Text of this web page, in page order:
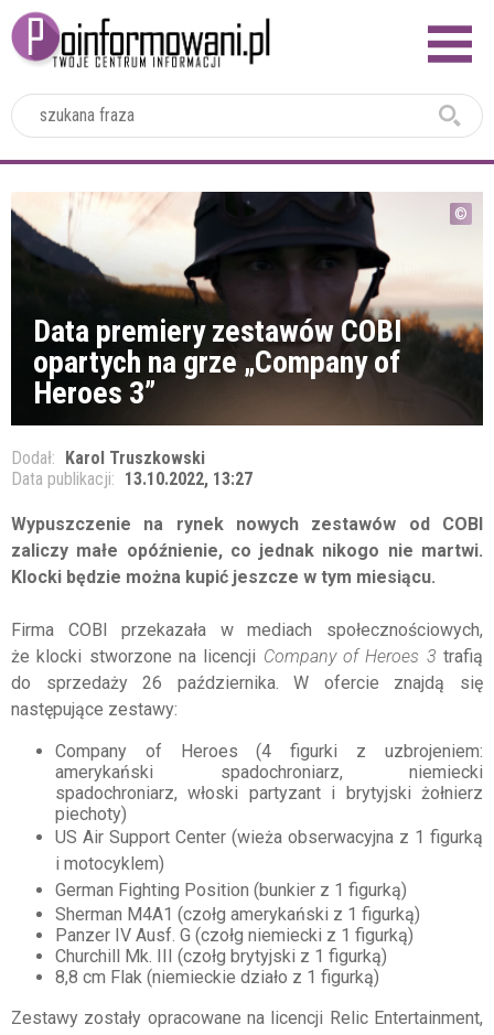
Data premiery zestawów COBI
opartych na grze „Company of
Heroes 3”
Dodał: Karol Truszkowski
Data publikacji: 13.10.2022, 13:27
Wypuszczenie na rynek nowych zestawów od COBI
zaliczy małe opóźnienie, co jednak nikogo nie martwi.
Klocki będzie można kupić jeszcze w tym miesiącu.
Firma COBI przekazała w mediach społecznościowych,
że klocki stworzone na licencji Company of Heroes 3 trafią
do sprzedaży 26 października. W ofercie znajdą się
następujące zestawy:
Company of Heroes (4 figurki z uzbrojeniem:
amerykański spadochroniarz, niemiecki
spadochroniarz, włoski partyzant i brytyjski żołnierz
piechoty)
US Air Support Center (wieża obserwacyjna z 1 figurką
i motocyklem)
German Fighting Position (bunkier z 1 figurką)
Sherman M4A1 (czołg amerykański z 1 figurką)
Panzer IV Ausf. G (czołg niemiecki z 1 figurką)
Churchill Mk. III (czołg brytyjski z 1 figurką)
8,8 cm Flak (niemieckie działo z 1 figurką)
Zestawy zostały opracowane na licencji Relic Entertainment,